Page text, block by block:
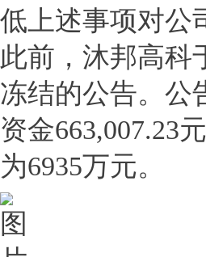
低上述事项对公
此前，沐邦高科
冻结的公告。公
资金663,007.23
为6935万元。